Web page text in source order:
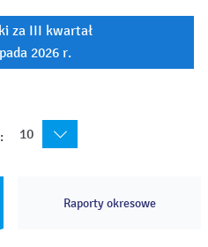
za III kwartał
2026 r.
10
Raporty okresowe